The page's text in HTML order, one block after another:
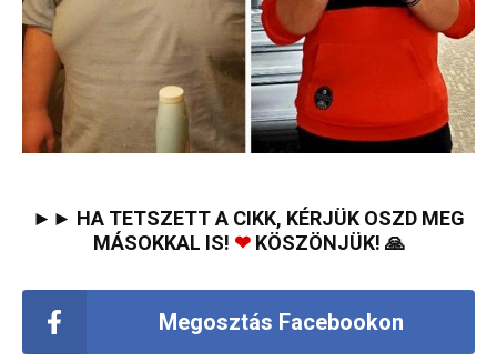
►► HA TETSZETT A CIKK, KÉRJÜK OSZD MEG
MÁSOKKAL IS! ❤KÖSZÖNJÜK! 🙏
Megosztás Facebookon